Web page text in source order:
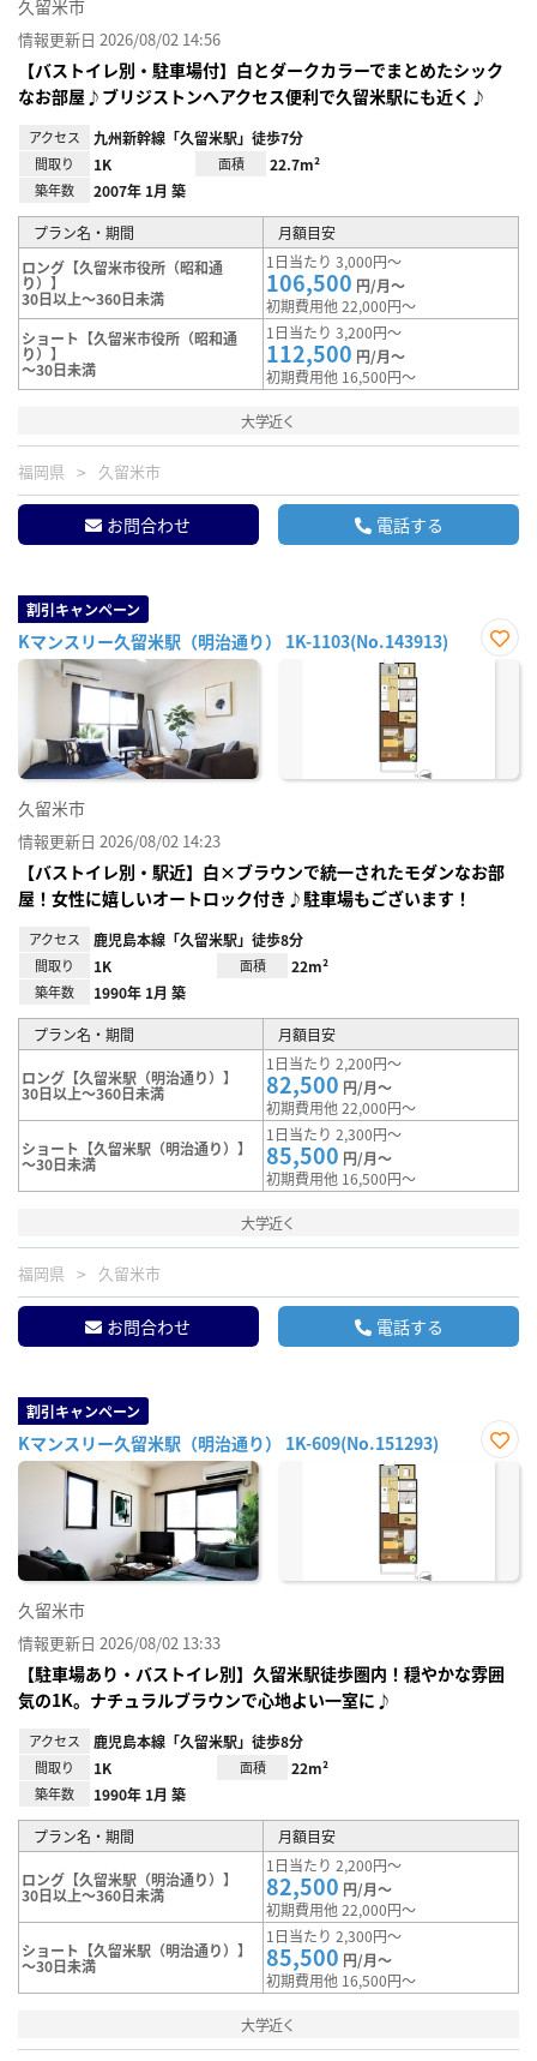
久留米市
情報更新日 2026/08/02 14:56
【バストイレ別・駐車場付】白とダークカラーでまとめたシック
なお部屋♪ブリジストンへアクセス便利で久留米駅にも近く♪
アクセス 九州新幹線「久留米駅」徒歩7分
間取り 1K 面積 22.7m²
築年数 2007年 1月 築
プラン名・期間
月額目安
ロング【久留米市役所（昭和通
り）】
30日以上～360日未満
1日当たり 3,000円～
106,500 円/月～
初期費用他 22,000円～
ショート【久留米市役所（昭和通
り）】
～30日未満
1日当たり 3,200円～
112,500 円/月～
初期費用他 16,500円～
大学近く
福岡県 久留米市
お問合わせ 電話する
割引キャンペーン
Kマンスリー久留米駅（明治通り） 1K-1103(No.143913)
お気
久留米市
情報更新日 2026/08/02 14:23
【バストイレ別・駅近】白×ブラウンで統一されたモダンなお部
屋！女性に嬉しいオートロック付き♪駐車場もございます！
アクセス 鹿児島本線「久留米駅」徒歩8分
間取り 1K 面積 22m²
築年数 1990年 1月 築
プラン名・期間 月額目安
ロング【久留米駅（明治通り）】
30日以上～360日未満
1日当たり 2,200円～
82,500 円/月～
初期費用他 22,000円～
ショート【久留米駅（明治通り）】
～30日未満
1日当たり 2,300円～
85,500 円/月～
初期費用他 16,500円～
大学近く
福岡県 久留米市
お問合わせ 電話する
割引キャンペーン
Kマンスリー久留米駅（明治通り） 1K-609(No.151293)
お気
久留米市
情報更新日 2026/08/02 13:33
【駐車場あり・バストイレ別】久留米駅徒歩圏内！穏やかな雰囲
気の1K。ナチュラルブラウンで心地よい一室に♪
アクセス 鹿児島本線「久留米駅」徒歩8分
間取り 1K 面積 22m²
築年数 1990年 1月 築
プラン名・期間 月額目安
ロング【久留米駅（明治通り）】
30日以上～360日未満
1日当たり 2,200円～
82,500 円/月～
初期費用他 22,000円～
ショート【久留米駅（明治通り）】
～30日未満
1日当たり 2,300円～
85,500 円/月～
初期費用他 16,500円～
大学近く